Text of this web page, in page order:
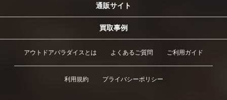
通販サイト
買取事例
アウトドアパラダイスとは よくあるご質問 ご利用ガイド
利用規約 プライバシーポリシー